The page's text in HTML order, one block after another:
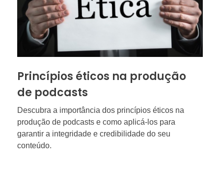
Princípios éticos na produção
de podcasts
Descubra a importância dos princípios éticos na
produção de podcasts e como aplicá-los para
garantir a integridade e credibilidade do seu
conteúdo.